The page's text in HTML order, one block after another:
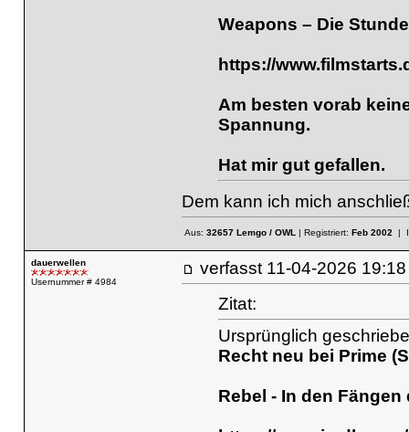
Weapons – Die
https://
Am besten vorab
Spannung.
Hat mir gut gefallen.
Dem kann ich mich
Aus: 32657 Lemgo / OWL| Registriert: Feb 2002|
dauerwellen
Usernummer # 4984
verfasst 11-04-2026
Zitat:
Ursprünglich
Recht neu bei Prime
Rebel - In den Fängen